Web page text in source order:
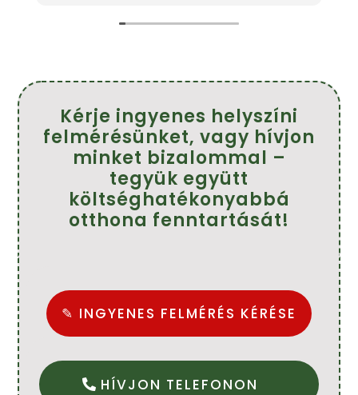
ajánlom, aki igényes, precíz munkát keres!
Kérje ingyenes helyszíni
felmérésünket, vagy hívjon
minket bizalommal –
tegyük együtt
költséghatékonyabbá
otthona fenntartását!
✎ INGYENES FELMÉRÉS KÉRÉSE
HÍVJON TELEFONON